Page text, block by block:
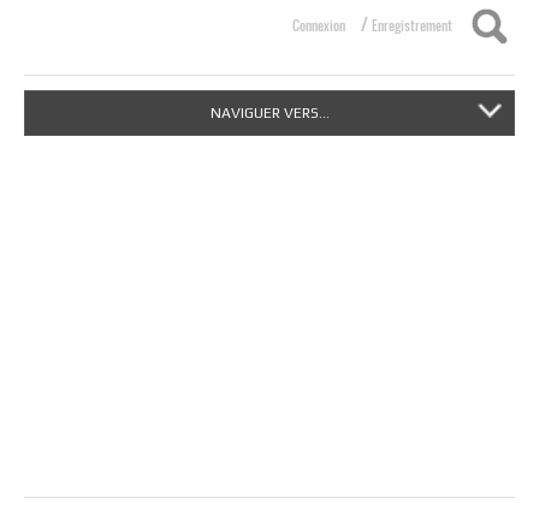
Connexion / Enregistrement
NAVIGUER VERS...